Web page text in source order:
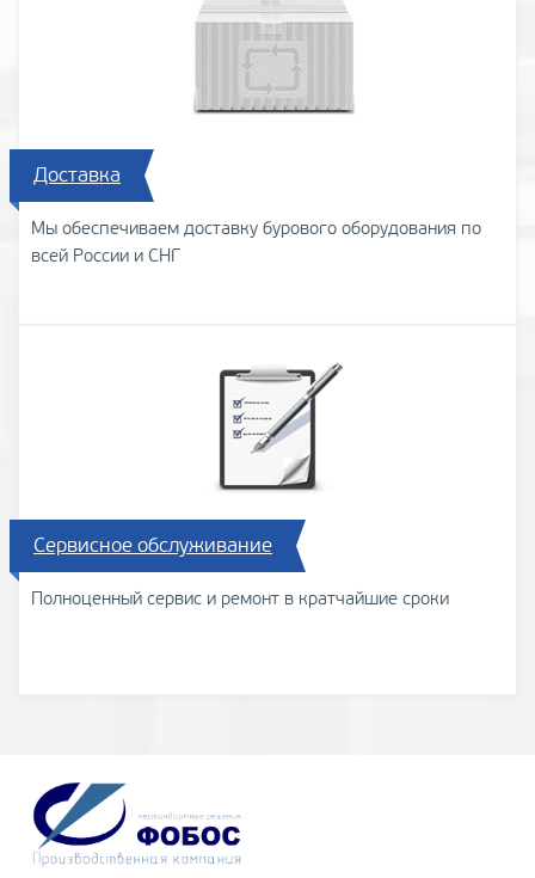
Доставка
Мы обеспечиваем доставку бурового оборудования по
всей России и СНГ
Сервисное обслуживание
Полноценный сервис и ремонт в кратчайшие сроки